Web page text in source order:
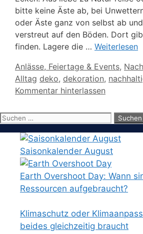
bitte keine Äste ab, bei
oder Äste ganz von selbst ab
verstreut auf den Böden. Dort
finden. Lagere die … Weiterlesen
Kategorien
Anlässe, Feiertage & Events,
Alltag Schlagwörter
deko, dekoration,
Kommentar hinterlassen
Suchen
Saisonkalender August
Earth Overshoot Day: Wann
Ressourcen aufgebraucht?
Klimaschutz oder
beides gleichzeitig braucht